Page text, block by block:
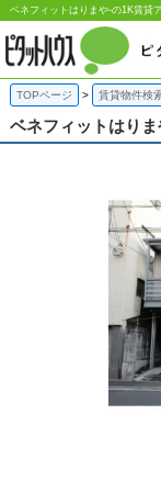
ベネフィットはりまや-の1K賃貸
TOPページ 賃貸物件検
ベネフィットはりま